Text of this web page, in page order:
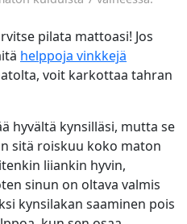
pilata mattoasi! Jos
helppoja vinkkejä
voit karkottaa tahran
hyvältä kynsilläsi, mutta se
sitä roiskuu koko maton
liiankin hyvin,
sinun on oltava valmis
kynsilakan saaminen pois